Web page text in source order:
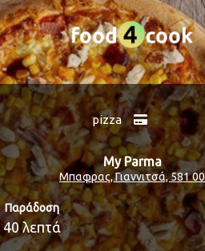
pizza
My Parma
Μπαφρας, Γιαννιτσά, 581 00
Παράδοση
40 λεπτά